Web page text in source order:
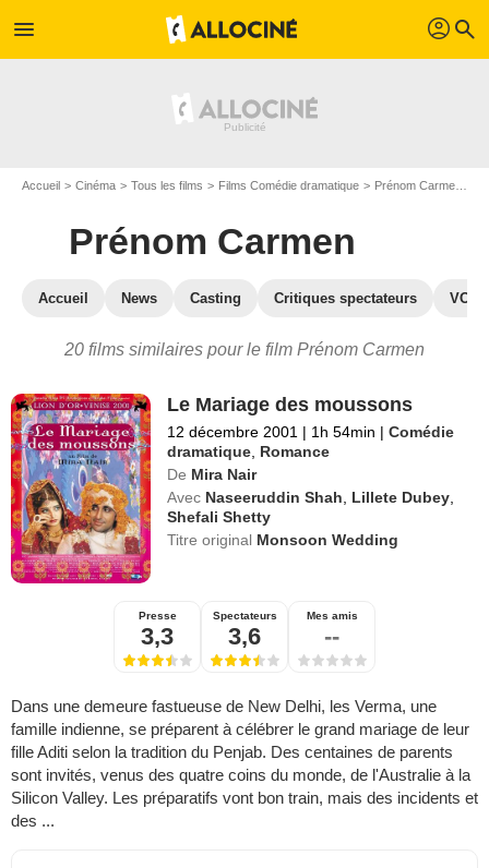
menu profil search
Accueil Cinéma Tous les films Films Comédie dramatique Prénom Carmen
Prénom Carmen
Accueil News Casting Critiques spectateurs VOD
20 films similaires pour le film Prénom Carmen
Le Mariage des moussons
12 décembre 2001 | 1h 54min | Comédie
dramatique Romance
De Mira Nair
Avec Naseeruddin Shah Lillete Dubey
Shefali Shetty
Titre original Monsoon Wedding
Presse
3,3
Spectateurs
3,6
Mes amis
--
Dans une demeure fastueuse de New Delhi, les Verma, une
famille indienne, se préparent à célébrer le grand mariage de leur
fille Aditi selon la tradition du Penjab. Des centaines de parents
sont invités, venus des quatre coins du monde, de l'Australie à la
Silicon Valley. Les préparatifs vont bon train, mais des incidents et
des ...